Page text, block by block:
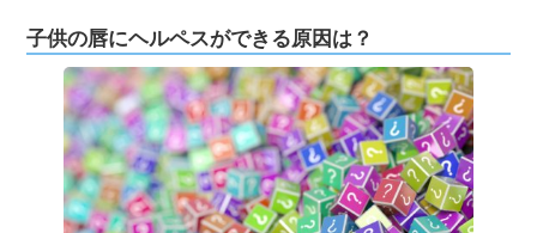
子供の唇にヘルペスができる原因は？